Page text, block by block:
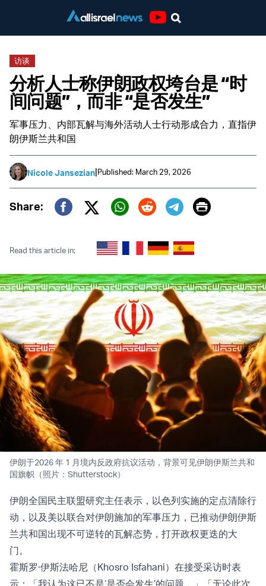
访谈
分析人士称伊朗政权垮台是 “时
间问题”，而非 “是否发生”
军事压力、内部瓦解与海外活动人士行动形成合力，直指伊
朗伊斯兰共和国
Nicole Jansezian|Published: March 29, 2026
Share:
Twitter (X)
Print
Read this article in:
伊朗于2026 年 1 月境内反政府抗议活动，背景可见伊朗伊斯兰共和
国旗帜（照片：Shutterstock）
伊朗全国民主联盟研究主任表示，以色列实施的定点清除行
动，以及美以联合对伊朗施加的军事压力，已推动伊朗伊斯
兰共和国出现不可逆转的瓦解态势，打开政权更迭的大
门。
霍斯罗·伊斯法哈尼（Khosro Isfahani）在接受采访时表